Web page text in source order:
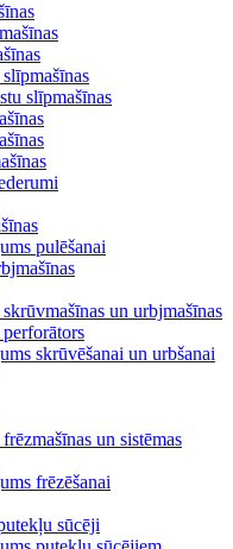
slīpmašīnas
pulēšanai
un urbjmašīnas
skrūvēšanai un urbšanai
un sistēmas
frēzēšanai
sūcēji